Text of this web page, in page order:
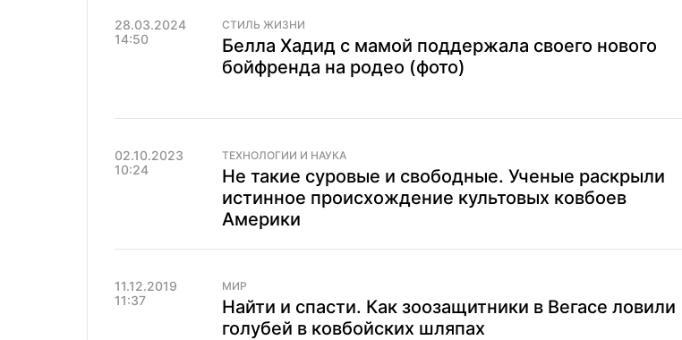
28.03.2024
14:50
СТИЛЬ ЖИЗНИ
Белла Хадид с мамой поддержала своего нового
бойфренда на родео (фото)
02.10.2023
10:24
ТЕХНОЛОГИИ И НАУКА
Не такие суровые и свободные. Ученые раскрыли
истинное происхождение культовых ковбоев
Америки
11.12.2019
11:37
МИР
Найти и спасти. Как зоозащитники в Вегасе ловили
голубей в ковбойских шляпах